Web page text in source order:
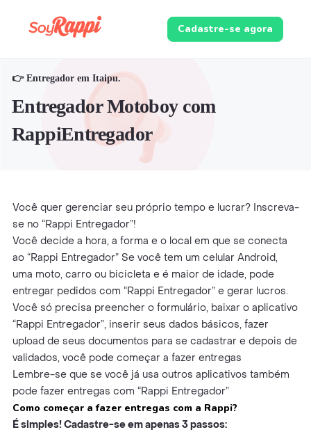
Cadastre-se agora
👉 Entregador em Itaipu.
Entregador Motoboy com
RappiEntregador
Você quer gerenciar seu próprio tempo e lucrar? Inscreva-
se no “Rappi Entregador”!
Você decide a hora, a forma e o local em que se conecta
ao “Rappi Entregador” Se você tem um celular Android,
uma moto, carro ou bicicleta e é maior de idade, pode
entregar pedidos com “Rappi Entregador” e gerar lucros.
Você só precisa preencher o formulário, baixar o aplicativo
“Rappi Entregador”, inserir seus dados básicos, fazer
upload de seus documentos para se cadastrar e depois de
validados, você pode começar a fazer entregas
Lembre-se que se você já usa outros aplicativos também
pode fazer entregas com “Rappi Entregador”
Como começar a fazer entregas com a Rappi?
É simples! Cadastre-se em apenas 3 passos: